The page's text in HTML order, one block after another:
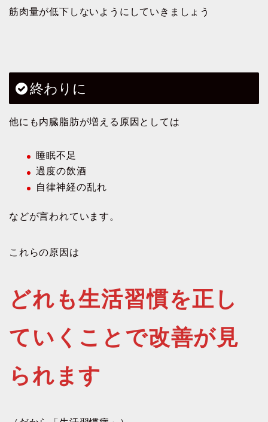
筋肉量が低下しないようにしていきましょう
終わりに
他にも内臓脂肪が増える原因としては
睡眠不足
過度の飲酒
自律神経の乱れ
などが言われています。
これらの原因は
どれも生活習慣を正し
ていくことで改善が見
られます